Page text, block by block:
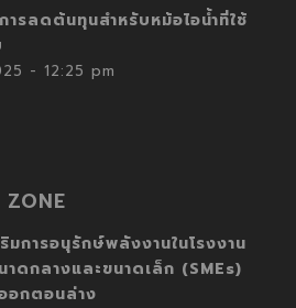
ารลดต้นทุนสำหรับหม้อไอน้ำที่ใช้
- 12:25 pm
ZONE
มการอนุรักษ์พลังงานในโรงงาน
ดกลางและขนาดเล็ก (SMEs)
อกตอนล่าง